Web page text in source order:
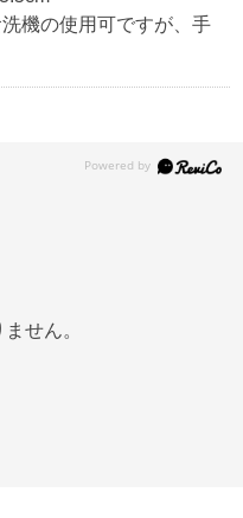
機の使用可ですが、手
せん。